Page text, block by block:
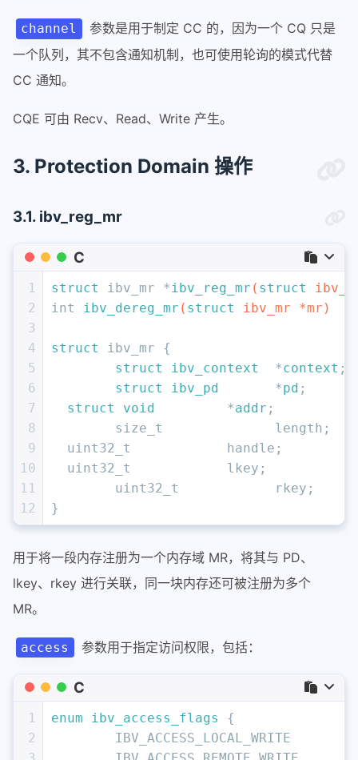
channel
参数是用于制定 CC 的，因为一个 CQ 只是
一个队列，其不包含通知机制，也可使用轮询的模式代替
CC 通知。
CQE 可由 Recv、Read、Write 产生。
3. Protection Domain 操作
3.1. ibv_reg_mr
C
1
2
3
4
5
6
7
8
9
10
11
12
struct ibv_mr * ibv_reg_mr ( struct
int
ibv_dereg_mr ( struct ibv_mr *mr)
struct
ibv_mr {
struct
ibv_context
  *
context ;
struct
ibv_pd
       *
pd ;
struct
void
         *
addr ;
size_t
              length;
uint32_t
            handle;
uint32_t
            lkey;
uint32_t
            rkey;
}
用于将一段内存注册为一个内存域 MR，将其与 PD、
lkey、rkey 进行关联，同一块内存还可被注册为多个
MR。
access 参数用于指定访问权限，包括：
C
1
2
enum ibv_access_flags
{
	IBV_ACCESS_LOCAL_WRITE